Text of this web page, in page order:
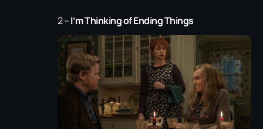
2 –I’m Thinking of Ending Things